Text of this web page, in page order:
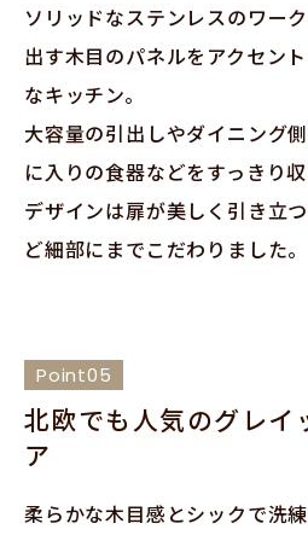
ソリッドなステンレスのワー
出す木目のパネルをアクセン
なキッチン。
大容量の引出しやダイニング
に入りの食器などをすっきり収
デザインは扉が美しく引き立
ど細部にまでこだわりました。
Point05
北欧でも人気のグレイ
ア
柔らかな木目感とシックで洗